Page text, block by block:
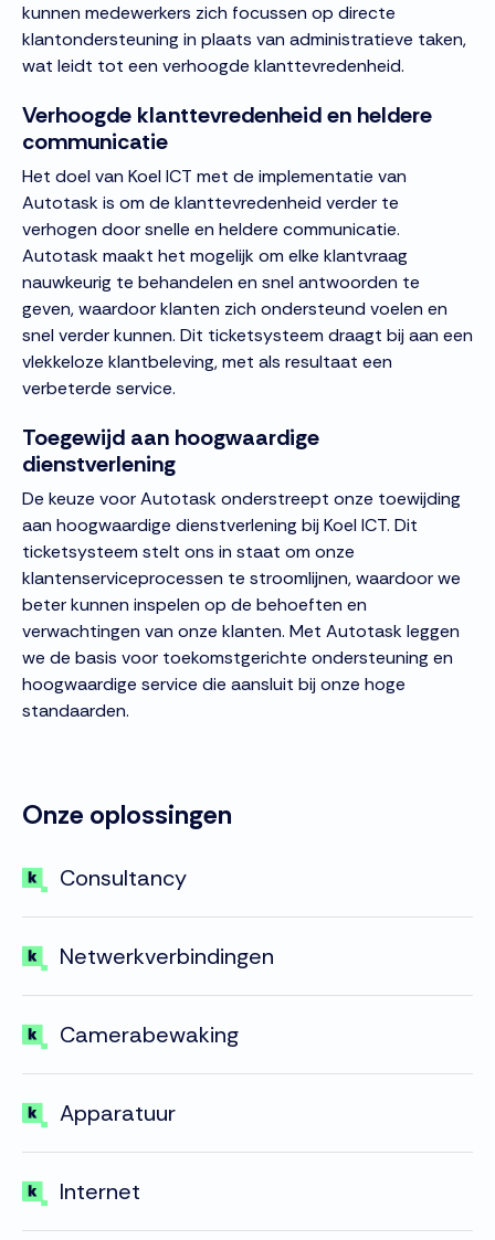
kunnen medewerkers zich focussen op directe
klantondersteuning in plaats van administratieve taken,
wat leidt tot een verhoogde klanttevredenheid.
Verhoogde klanttevredenheid en heldere
communicatie
Het doel van Koel ICT met de implementatie van
Autotask is om de klanttevredenheid verder te
verhogen door snelle en heldere communicatie.
Autotask maakt het mogelijk om elke klantvraag
nauwkeurig te behandelen en snel antwoorden te
geven, waardoor klanten zich ondersteund voelen en
snel verder kunnen. Dit ticketsysteem draagt bij aan een
vlekkeloze klantbeleving, met als resultaat een
verbeterde service.
Toegewijd aan hoogwaardige
dienstverlening
De keuze voor Autotask onderstreept onze toewijding
aan hoogwaardige dienstverlening bij Koel ICT. Dit
ticketsysteem stelt ons in staat om onze
klantenserviceprocessen te stroomlijnen, waardoor we
beter kunnen inspelen op de behoeften en
verwachtingen van onze klanten. Met Autotask leggen
we de basis voor toekomstgerichte ondersteuning en
hoogwaardige service die aansluit bij onze hoge
standaarden.
Onze oplossingen
Consultancy
Netwerkverbindingen
Camerabewaking
Apparatuur
Internet